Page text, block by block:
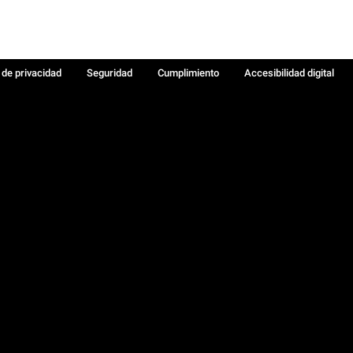
privacidad Seguridad Cumplimiento
Accesibilidad digital